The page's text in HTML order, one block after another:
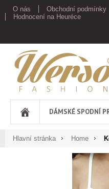
O nás Obchodní podmínky
Hodnocení na Heuréce
Werso
DÁMSKÉ SPODNÍ
Hlavní stránka Home